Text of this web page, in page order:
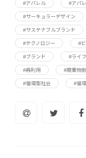
#アパレル #アパ
#サーキュラーデザイン
#サステナブルブランド
#テクノロジー #
#ブランド #ライ
#再利用 #廃棄物
#循環型社会 #循